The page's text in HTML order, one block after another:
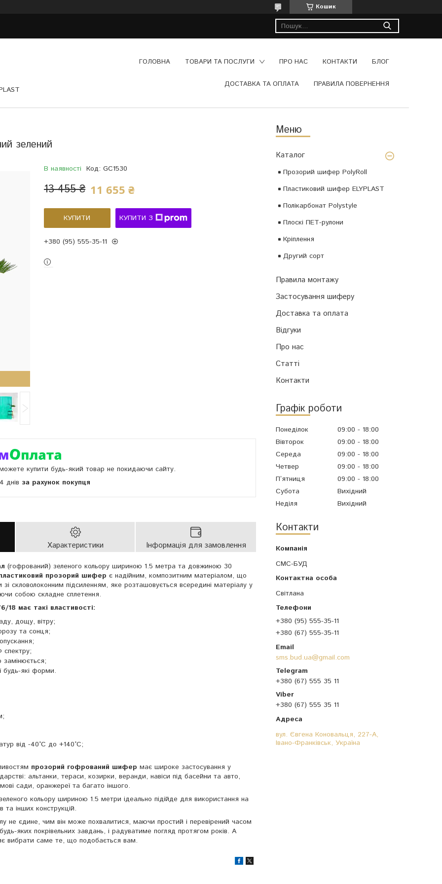
Кошик
ГОЛОВНА ТОВАРИ ТА ПОСЛУГИ ПРО НАС КОНТАКТИ БЛОГ
ДОСТАВКА ТА ОПЛАТА ПРАВИЛА ПОВЕРНЕННЯ
Каталог
Прозорий шифер PolyRoll
Пластиковий шифер ELYPLAST
Полікарбонат Polystyle
Плоскі ПЕТ-рулони
Кріплення
Другий сорт
Правила монтажу
Застосування шиферу
Доставка та оплата
Відгуки
Про нас
Статті
Контакти
Графік роботи
Понеділок 09:00
18:00
Вівторок
09:00
18:00
Середа
09:00
18:00
Четвер
09:00
18:00
Пʼятниця
09:00
18:00
Субота
Вихідний
Неділя
Вихідний
Контакти
СМС-БУД
Світлана
+380 (95) 555-35-11
+380 (67) 555-35-11
sms.bud.ua@gmail.com
+380 (67) 555 35 11
+380 (67) 555 35 11
вул. Євгена Коновальця, 227-А,
Івано-Франківськ, Україна
зелений
В наявності Код: GC1530
13 455 ₴ 11 655 ₴
КУПИТИ КУПИТИ З
+380 (95) 555-35-11
можете купити будь-який товар не покидаючи сайту.
днів за рахунок покупця
Характеристики Інформація для замовлення
(гофрований) зеленого кольору шириною 1.5 метра та довжиною 30
прозорий шифер є надійним, композитним матеріалом, що
зі скловолоконним підсиленням, яке розташовується всередині матеріалу у
собою складне сплетення.
має такі властивості:
дощу, вітру;
та сонця;
будь-які форми.
від -40°C до +140°C;
прозорий гофрований шифер має широке застосування у
альтанки, тераси, козирки, веранди, навіси під басейни та авто,
сади, оранжереї та багато іншого.
кольору шириною 1.5 метри ідеально підійде для використання на
та інших конструкцій.
не єдине, чим він може похвалитися, маючи простий і перевірений часом
яких покрівельних завдань, і радуватиме погляд протягом років. А
вибрати саме те, що подобається вам.